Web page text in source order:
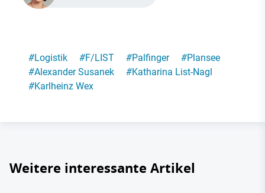
#Logistik #F/LIST #Palfinger #Plansee
#Alexander Susanek #Katharina List-Nagl
#Karlheinz Wex
Weitere interessante Artikel